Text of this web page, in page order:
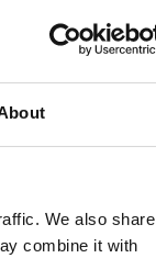
We also share
combine it with